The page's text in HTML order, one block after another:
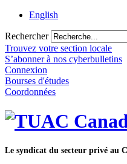
English
Rechercher
Trouvez votre section locale
S’abonner à nos cyberbulletins
Connexion
Bourses d'études
Coordonnées
Le syndicat du secteur privé au